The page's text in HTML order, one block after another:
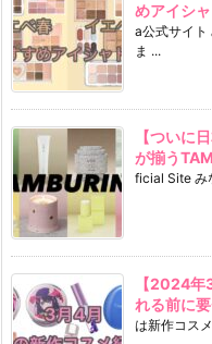
めアイシ
a公式サイト
ま ...
【ついに
が揃う
ficial Site み
【2024
れる前に
は新作コス